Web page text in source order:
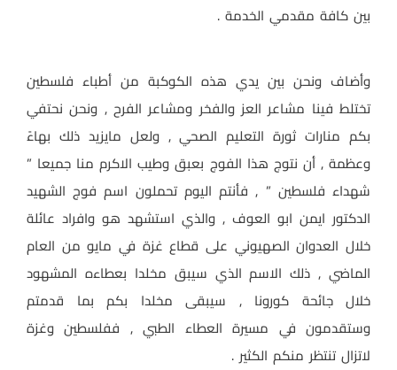
بين كافة مقدمي الخدمة .
وأضاف ونحن بين يدي هذه الكوكبة من أطباء فلسطين
تختلط فينا مشاعر العز والفخر ومشاعر الفرح , ونحن نحتفي
بكم منارات ثورة التعليم الصحي , ولعل مايزيد ذلك بهاءً
وعظمة , أن نتوج هذا الفوج بعبق وطيب الاكرم منا جميعا ”
شهداء فلسطين ” , فأنتم اليوم تحملون اسم فوج الشهيد
الدكتور ايمن ابو العوف , والذي استشهد هو وافراد عائلة
خلال العدوان الصهيوني على قطاع غزة في مايو من العام
الماضي , ذلك الاسم الذي سيبق مخلدا بعطاءه المشهود
خلال جائحة كورونا , سيبقى مخلدا بكم بما قدمتم
وستقدمون في مسيرة العطاء الطبي , ففلسطين وغزة
لاتزال تنتظر منكم الكثير .